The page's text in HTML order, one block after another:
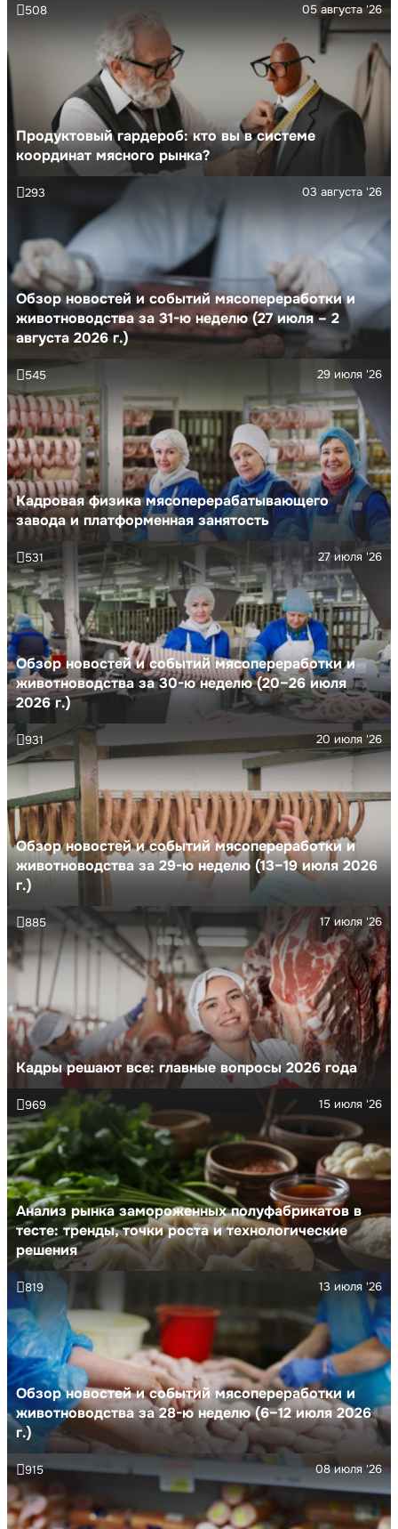
Продуктовый гардероб: кто вы в системе
координат мясного рынка?
05 августа '26
508
Обзор новостей и событий мясопереработки и
животноводства за 31-ю неделю (27 июля – 2
августа 2026 г.)
03 августа '26
293
Кадровая физика мясоперерабатывающего
завода и платформенная занятость
29 июля '26
545
Обзор новостей и событий мясопереработки и
животноводства за 30-ю неделю (20–26 июля
2026 г.)
27 июля '26
531
Обзор новостей и событий мясопереработки и
животноводства за 29-ю неделю (13–19 июля 2026
г.)
20 июля '26
931
Кадры решают все: главные вопросы 2026 года
17 июля '26
885
Анализ рынка замороженных полуфабрикатов в
тесте: тренды, точки роста и технологические
решения
15 июля '26
969
Обзор новостей и событий мясопереработки и
животноводства за 28-ю неделю (6–12 июля 2026
г.)
13 июля '26
819
08 июля '26
915